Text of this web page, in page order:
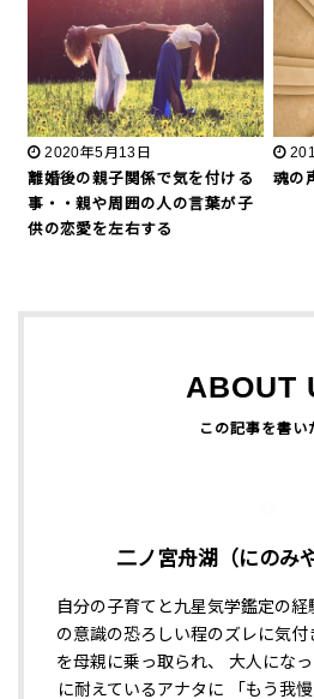
2020年5月13日
離婚後の親子関係で気を付ける
事・・親や周囲の人の言葉が子
供の恋愛を左右する
魂の
ABOUT
二ノ宮舟湖（にのみ
自分の子育てと九星気学鑑定の
の意識の恐ろしい程のズレに気
を母親に乗っ取られ、 大人にな
に耐えているアナタに 「もう我